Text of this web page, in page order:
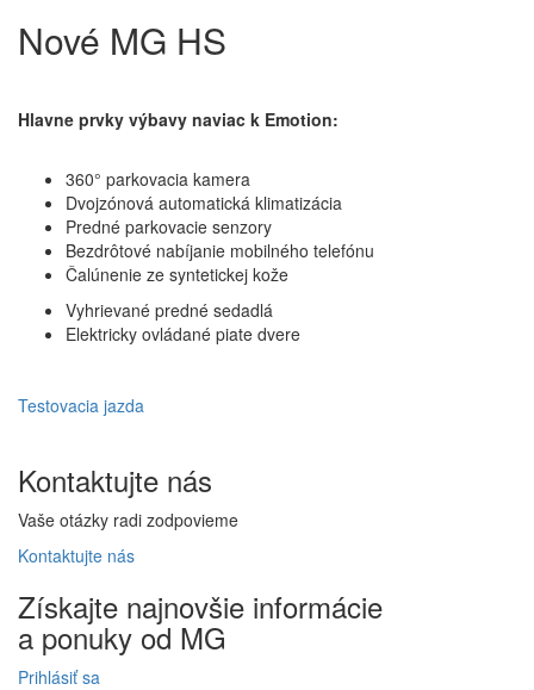
Nové MG HS
Hlavne prvky výbavy naviac k Emotion:
360° parkovacia kamera
Dvojzónová automatická klimatizácia
Predné parkovacie senzory
Bezdrôtové nabíjanie mobilného telefónu
Čalúnenie ze syntetickej kože
Vyhrievané predné sedadlá
Elektricky ovládané piate dvere
Testovacia jazda
Kontaktujte nás
Vaše otázky radi zodpovieme
Kontaktujte nás
Získajte najnovšie informácie
a ponuky od MG
Prihlásiť sa